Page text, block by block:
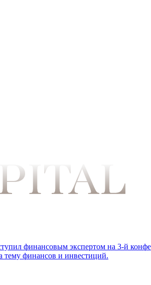
финансовым экспертом на 3-й
тему финансов и инвестиций.